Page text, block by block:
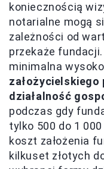
koniecznością
notarialne mogą
zależności od
przekaże
minimalna
działalność
podczas gdy
tylko 500 do 1
koszt założenia
kilkuset złotych